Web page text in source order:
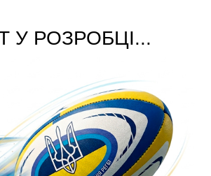
У РОЗРОБЦІ...